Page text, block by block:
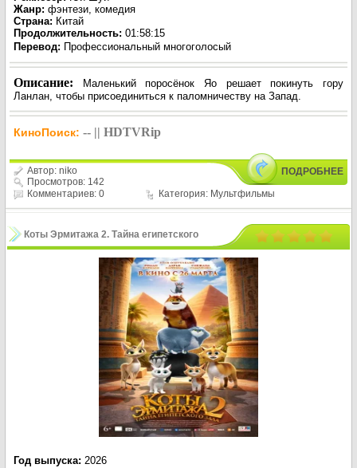
Жанр: фэнтези, комедия
Страна: Китай
Продолжительность: 01:58:15
Перевод: Профессиональный многоголосый
Описание: Маленький поросёнок Яо решает покинуть гору
Ланлан, чтобы присоединиться к паломничеству на Запад.
КиноПоиск: -- || HDTVRip
ПОДРОБНЕЕ
Автор: niko
Просмотров: 142
Комментариев: 0
Категория: Мультфильмы
Коты Эрмитажа 2. Тайна египетского
Год выпуска: 2026